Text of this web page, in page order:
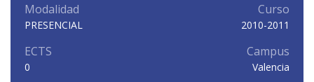
Modalidad
PRESENCIAL
Curso
2010-2011
ECTS
0
Campus
Valencia